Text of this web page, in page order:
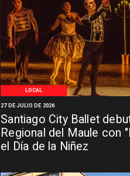
LOCAL
Santiago City Ballet
Regional del Maule con
el Día de la Niñez
27 DE JULIO DE 2026